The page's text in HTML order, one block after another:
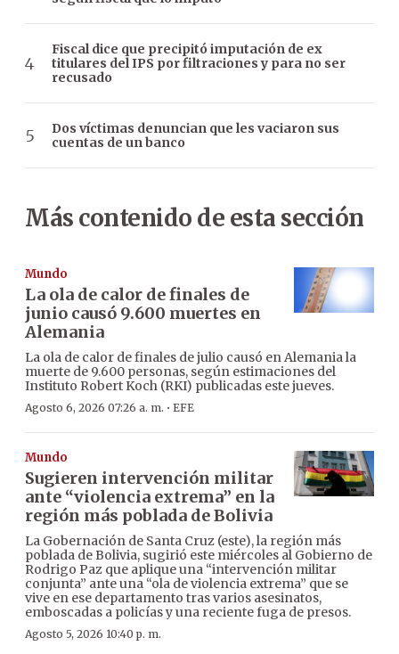
Fiscal dice que precipitó imputación de ex
titulares del IPS por filtraciones y para no ser
recusado
Dos víctimas denuncian que les vaciaron sus
cuentas de un banco
Más contenido de esta sección
Mundo
La ola de calor de finales de
junio causó 9.600 muertes en
Alemania
La ola de calor de finales de julio causó en Alemania la
muerte de 9.600 personas, según estimaciones del
Instituto Robert Koch (RKI) publicadas este jueves.
Agosto 6, 2026 07:26 a. m. · EFE
Mundo
Sugieren intervención militar
ante “violencia extrema” en la
región más poblada de Bolivia
La Gobernación de Santa Cruz (este), la región más
poblada de Bolivia, sugirió este miércoles al Gobierno de
Rodrigo Paz que aplique una “intervención militar
conjunta” ante una “ola de violencia extrema” que se
vive en ese departamento tras varios asesinatos,
emboscadas a policías y una reciente fuga de presos.
Agosto 5, 2026 10:40 p. m.